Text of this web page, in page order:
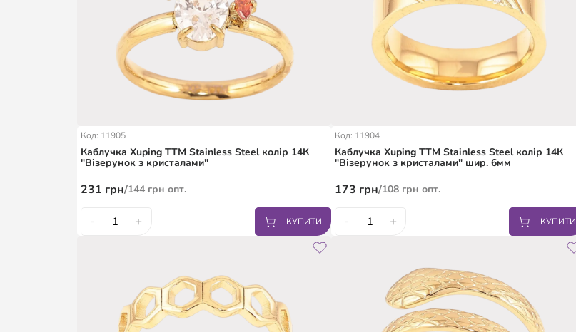
Код: 11905
Каблучка Xuping TTM Stainless Steel колір 14К
"Візерунок з кристалами"
231 грн/144грн опт.
- + КУПИТИ
Код: 11904
Каблучка Xuping TTM Stainless Steel колір 14К
"Візерунок з кристалами" шир. 6мм
173 грн/108грн опт.
- + КУПИТИ